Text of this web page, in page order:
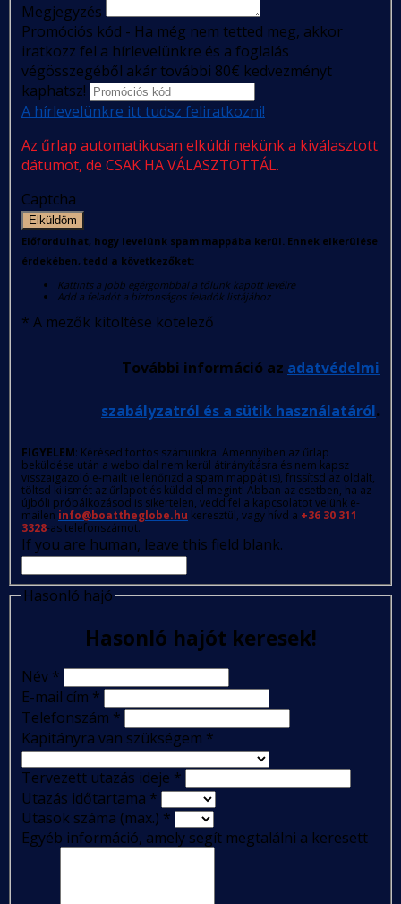
Megjegyzés
Promóciós kód - Ha még nem tetted meg, akkor
iratkozz fel a hírlevelünkre és a foglalás
végösszegéből akár további 80€ kedvezményt
kaphatsz!
A hírlevelünkre itt tudsz feliratkozni!
Az űrlap automatikusan elküldi nekünk a kiválasztott
dátumot, de CSAK HA VÁLASZTOTTÁL.
Captcha
Elküldöm
Előfordulhat, hogy levelünk spam mappába kerül. Ennek elkerülése
érdekében, tedd a következőket:
Kattints a jobb egérgombbal a tőlünk kapott levélre
Add a feladót a biztonságos feladók listájához
* A mezők kitöltése kötelező
További információ az adatvédelmi
szabályzatról és a sütik használatáról.
FIGYELEM: Kérésed fontos számunkra. Amennyiben az űrlap
beküldése után a weboldal nem kerül átirányításra és nem kapsz
visszaigazoló e-mailt (ellenőrizd a spam mappát is), frissítsd az oldalt,
töltsd ki ismét az űrlapot és küldd el megint! Abban az esetben, ha az
újbóli próbálkozásod is sikertelen, vedd fel a kapcsolatot velünk e-
mailen info@boattheglobe.hu keresztül, vagy hívd a +36 30 311
3328-as telefonszámot.
If you are human, leave this field blank.
Hasonló hajó
Hasonló hajót keresek!
Név *
E-mail cím *
Telefonszám *
Kapitányra van szükségem *
Tervezett utazás ideje *
Utazás időtartama *
Utasok száma (max.) *
Egyéb információ, amely segít megtalálni a keresett